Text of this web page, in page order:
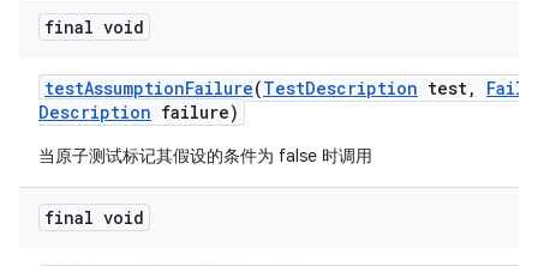
final void
testAssumptionFailure(TestDescription test,
Description failure)
当原子测试标记其假设的条件为 false 时调用
final void